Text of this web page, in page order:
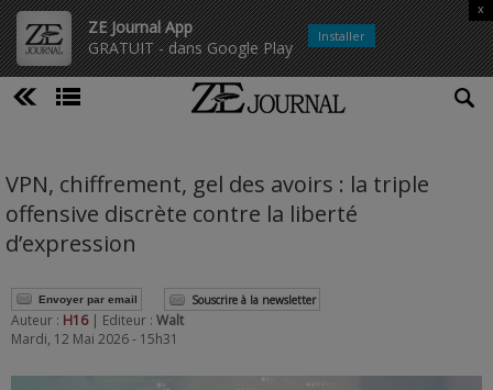
ZE Journal App
GRATUIT - dans Google Play
x
Installer
VPN, chiffrement, gel des avoirs : la triple
offensive discrète contre la liberté
d’expression
Envoyer par email Souscrire à la newsletter
Auteur : H16 | Editeur : Walt
Mardi, 12 Mai 2026 - 15h31